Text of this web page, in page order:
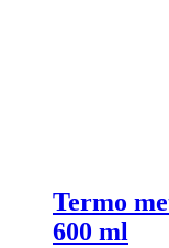
Termo
600 ml